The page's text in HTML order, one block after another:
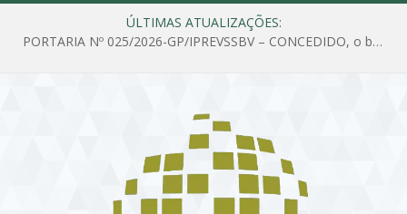
ÚLTIMAS ATUALIZAÇÕES:
PORTARIA Nº 025/2026-GP/IPREVSSBV – CONCEDIDO, o benefício de PENSÃO a MARIA ESTELA DOS SANTOS SOUZA